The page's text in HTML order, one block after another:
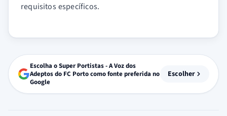
requisitos específicos.
Escolha o Super Portistas - A Voz dos
Adeptos do FC Porto como fonte preferida no
Google
Escolher